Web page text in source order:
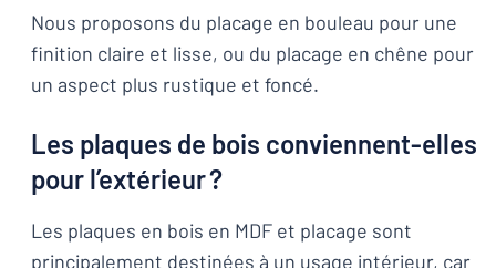
Nous proposons du placage en bouleau pour une
finition claire et lisse, ou du placage en chêne pour
un aspect plus rustique et foncé.
Les plaques de bois conviennent-elles
pour l’extérieur ?
Les plaques en bois en MDF et placage sont
principalement destinées à un usage intérieur, car